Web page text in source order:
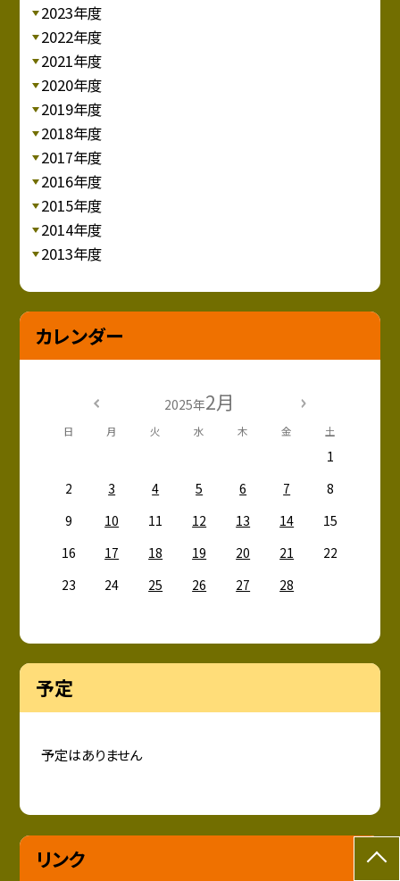
2023年度
2022年度
2021年度
2020年度
2019年度
2018年度
2017年度
2016年度
2015年度
2014年度
2013年度
カレンダー
2025年2月
日 月 火 水 木 金 土
1
2
3 4 5 6 7
8
9
10 11 12 13 14
15
16
17 18 19 20 21
22
23
24 25 26 27 28
予定
予定はありません
リンク